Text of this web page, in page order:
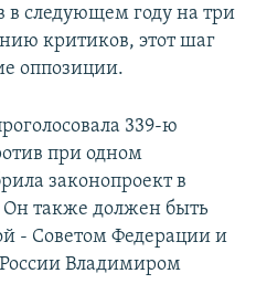
в следующем году на три
критиков, этот шаг
оппозиции.
339-ю
при одном
законопроект в
также должен быть
- Советом Федерации и
Владимиром